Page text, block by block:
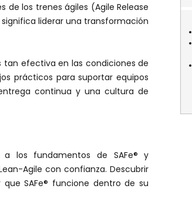
de los trenes ágiles (Agile Release
liderar una transformación
tan efectiva en las condiciones de
prácticos para suportar equipos
continua y una cultura de
los fundamentos de SAFe® y
Agile con confianza. Descubrir
SAFe® funcione dentro de su